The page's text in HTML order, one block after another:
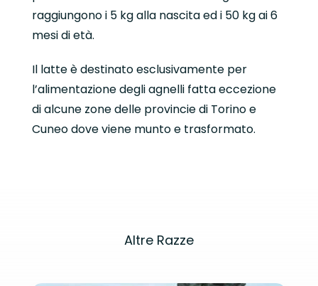
raggiungono i 5 kg alla nascita ed i 50 kg ai 6
mesi di età.
Il latte è destinato esclusivamente per
l’alimentazione degli agnelli fatta eccezione
di alcune zone delle provincie di Torino e
Cuneo dove viene munto e trasformato.
Altre Razze